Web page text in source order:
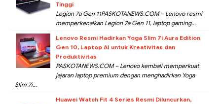
Tinggi
Legion 7a Gen 11PASKOTANEWS.COM – Lenovo resmi
memperkenalkan Legion 7a Gen 11, laptop gaming...
Lenovo Resmi Hadirkan Yoga Slim 7i Aura Edition
Gen 10, Laptop AI untuk Kreativitas dan
Produktivitas
PASKOTANEWS.COM – Lenovo kembali memperkuat
jajaran laptop premium dengan menghadirkan Yoga
Slim 7i...
Huawei Watch Fit 4 Series Resmi Diluncurkan,